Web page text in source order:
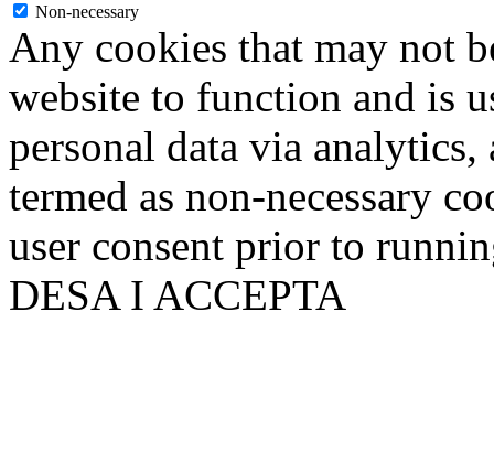
Non-necessary
Any cookies that may not
website to function and is
personal data via analytics,
termed as non-necessary
user consent prior to
DESA I ACCEPTA